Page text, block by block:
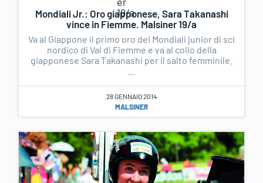
Mondiali Jr.: Oro giapponese, Sara Takanashi
vince in Fiemme. Malsiner 19/a
Va al Giappone il primo oro dei Mondiali junior di sci
nordico di Val di Fiemme e va al collo della
giapponese Sara Takanashi per il salto femminile.
28 GENNAIO 2014
MALSINER